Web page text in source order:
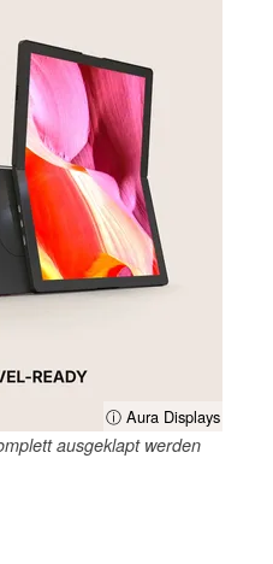
ⓘ Aura Displays
ausgeklapt werden